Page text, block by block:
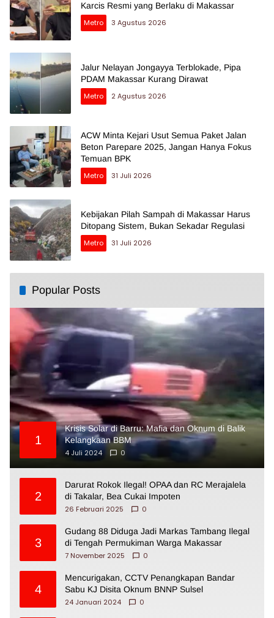
Karcis Resmi yang Berlaku di Makassar
Metro
3 Agustus 2026
Jalur Nelayan Jongayya Terblokade, Pipa
PDAM Makassar Kurang Dirawat
Metro
2 Agustus 2026
ACW Minta Kejari Usut Semua Paket Jalan
Beton Parepare 2025, Jangan Hanya Fokus
Temuan BPK
Metro
31 Juli 2026
Kebijakan Pilah Sampah di Makassar Harus
Ditopang Sistem, Bukan Sekadar Regulasi
Metro
31 Juli 2026
Popular Posts
1
Krisis Solar di Barru: Mafia dan Oknum di Balik
Kelangkaan BBM
4 Juli 2024
0
2
Darurat Rokok Ilegal! OPAA dan RC Merajalela
di Takalar, Bea Cukai Impoten
26 Februari 2025
0
3
Gudang 88 Diduga Jadi Markas Tambang Ilegal
di Tengah Permukiman Warga Makassar
7 November 2025
0
4
Mencurigakan, CCTV Penangkapan Bandar
Sabu KJ Disita Oknum BNNP Sulsel
24 Januari 2024
0